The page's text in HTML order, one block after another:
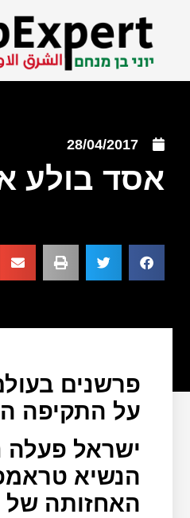
28/04/2017
אסד בולע
פרשנים
על התקיפה
ישראל פעלה
הנשיא
האחזותה של